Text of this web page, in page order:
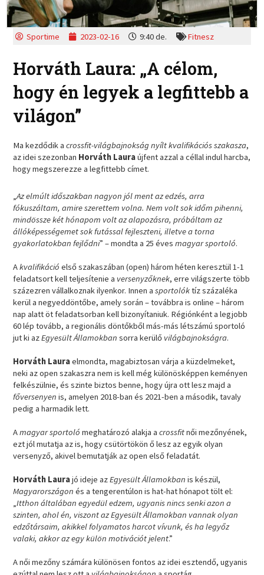
Sportime 2023-02-16 9:40 de. Fitnesz
Horváth Laura: „A célom,
hogy én legyek a legfittebb a
világon”
Ma kezdődik acrossfit-világbajnokság nyílt kvalifikációs szakasza,
az idei szezonban Horváth Lauraújfent azzal a céllal indul harcba,
hogy megszerezze a legfittebb címet.
„Az elmúlt időszakban nagyon jól ment az edzés, arra
fókuszáltam, amire szerettem volna. Nem volt sok időm pihenni,
mindössze két hónapom volt az alapozásra, próbáltam az
állóképességemet sok futással fejleszteni, illetve a torna
gyakorlatokban fejlődni” – mondta a 25 évesmagyar sportoló.
Akvalifikációelső szakaszában (open) három héten keresztül 1-1
feladatsort kell teljesítenie a versenyzőknek, erre világszerte több
százezren vállalkoznak ilyenkor. Innen asportolóktíz százaléka
kerül a negyeddöntőbe, amely során – továbbra is online – három
nap alatt öt feladatsorban kell bizonyítaniuk. Régiónként a legjobb
60 lép tovább, a regionális döntőkből más-más létszámú sportoló
jut ki azEgyesült Államokban sorra kerülő világbajnokságra.
Horváth Lauraelmondta, magabiztosan várja a küzdelmeket,
neki az open szakaszra nem is kell még különösképpen keményen
felkészülnie, és szinte biztos benne, hogy újra ott lesz majd a
főversenyen is, amelyen 2018-ban és 2021-ben a második, tavaly
pedig a harmadik lett.
Amagyar sportoló meghatározó alakja acrossfitnői mezőnyének,
ezt jól mutatja az is, hogy csütörtökön ő lesz az egyik olyan
versenyző, akivel bemutatják az open első feladatát.
Horváth Laurajó ideje azEgyesült Államokban is készül,
Magyarországon és a tengerentúlon is hat-hat hónapot tölt el:
„Itthon általában egyedül edzem, ugyanis nincs senki azon a
szinten, ahol én, viszont az Egyesült Államokban vannak olyan
edzőtársaim, akikkel folyamatos harcot vívunk, és ha legyőz
valaki, akkor az egy külön motivációt jelent.”
A női mezőny számára különösen fontos az idei esztendő, ugyanis